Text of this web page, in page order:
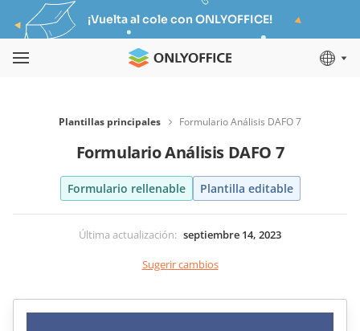
¡Vuelta al cole con ONLYOFFICE!
Plantillas principales Formulario Análisis DAFO 7
Formulario Análisis DAFO 7
Formulario rellenable Plantilla editable
Última actualización: septiembre 14, 2023
Sugerir cambios